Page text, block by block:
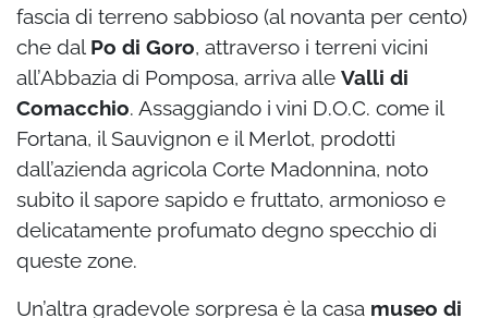
fascia di terreno sabbioso (al novanta per cento)
che dal Po di Goro, attraverso i terreni vicini
all’Abbazia di Pomposa, arriva alle Valli di
Comacchio. Assaggiando i vini D.O.C. come il
Fortana, il Sauvignon e il Merlot, prodotti
dall’azienda agricola Corte Madonnina, noto
subito il sapore sapido e fruttato, armonioso e
delicatamente profumato degno specchio di
queste zone.
Un’altra gradevole sorpresa è la casa museo di